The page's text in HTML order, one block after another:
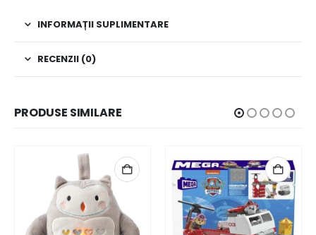
INFORMAȚII SUPLIMENTARE
RECENZII (0)
PRODUSE SIMILARE